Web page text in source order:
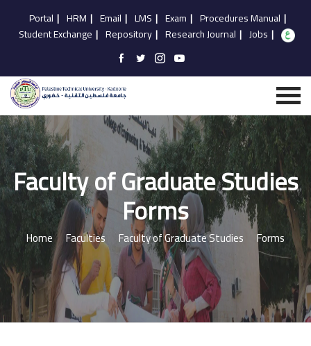
Portal | HRM | Email | LMS | Exam | Procedures Manual |
Student Exchange | Repository | Research Journal | Jobs |
Faculty of Graduate Studies
Forms
Home Faculties Faculty of Graduate Studies Forms